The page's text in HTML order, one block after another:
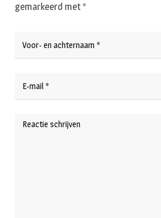
gemarkeerd met *